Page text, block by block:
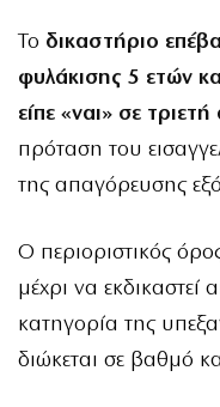
Το δικαστήριο
φυλάκισης 5 ετών
είπε «ναι» σε
πρόταση του
της απαγόρευσης
Ο περιοριστικός
μέχρι να
κατηγορία της
διώκεται σε βαθμό